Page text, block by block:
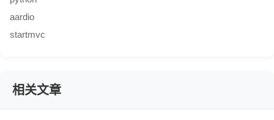
aardio
startmvc
相关文章